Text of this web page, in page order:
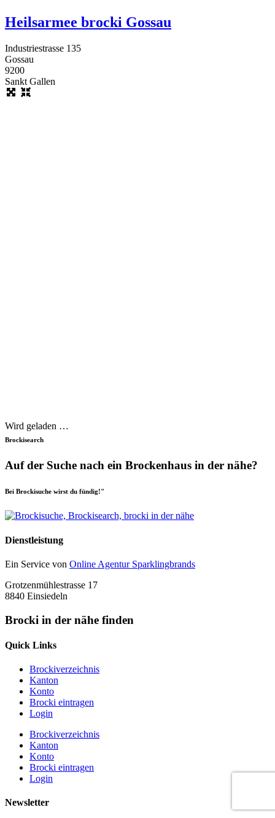
Heilsarmee brocki Gossau
Industriestrasse 135
Gossau
9200
Sankt Gallen
Wird geladen …
Brockisearch
Auf der Suche nach ein Brockenhaus in der nähe?
Bei Brockisuche wirst du fündig!"
Dienstleistung
Ein Service von Online Agentur Sparklingbrands
Grotzenmühlestrasse 17
8840 Einsiedeln
Brocki in der nähe finden
Quick Links
Brockiverzeichnis
Kanton
Konto
Brocki eintragen
Login
Brockiverzeichnis
Kanton
Konto
Brocki eintragen
Login
Newsletter